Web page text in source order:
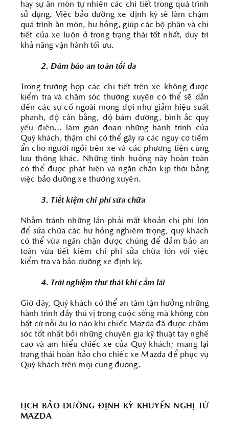
hay sự ăn mòn tự nhiên các chi tiết trong quá trình
sử dụng. Việc bảo dưỡng xe định kỳ sẽ làm chậm
quá trình ăn mòn, hư hỏng, giúp các bộ phận và chi
tiết của xe luôn ở trong trạng thái tốt nhất, duy trì
khả năng vận hành tối ưu.
2. Đảm bảo an toàn tối đa
Trong trường hợp các chi tiết trên xe không được
kiểm tra và chăm sóc thường xuyên có thể sẽ dẫn
đến các sự cố ngoài mong đợi như giảm hiệu suất
phanh, độ cân bằng, độ bám đường, bình ắc quy
yếu điện... làm gián đoạn những hành trình của
Quý khách, thậm chí có thể gây ra các nguy cơ tiềm
ẩn cho người ngồi trên xe và các phương tiện cùng
lưu thông khác. Những tình huống này hoàn toàn
có thể được phát hiện và ngăn chặn kịp thời bằng
việc bảo dưỡng xe thường xuyên.
3. Tiết kiệm chi phí sửa chữa
Nhằm tránh những lần phải mất khoản chi phí lớn
để sửa chữa các hư hỏng nghiêm trọng, quý khách
có thể vừa ngăn chặn được chúng để đảm bảo an
toàn vừa tiết kiệm chi phí sửa chữa lớn với việc
kiểm tra và bảo dưỡng xe định kỳ.
4. Trải nghiệm thư thái khi cầm lái
Giờ đây, Quý khách có thể an tâm tận hưởng những
hành trình đầy thú vị trong cuộc sống mà không còn
bất cứ nỗi âu lo nào khi chiếc Mazda đã được chăm
sóc tốt nhất bởi những chuyên gia kỹ thuật tay nghề
cao và am hiểu chiếc xe của Quý khách; mang lại
trạng thái hoàn hảo cho chiếc xe Mazda để phục vụ
Quý khách trên mọi cung đường.
LỊCH BẢO DƯỠNG ĐỊNH KỲ KHUYẾN NGHỊ TỪ
MAZDA